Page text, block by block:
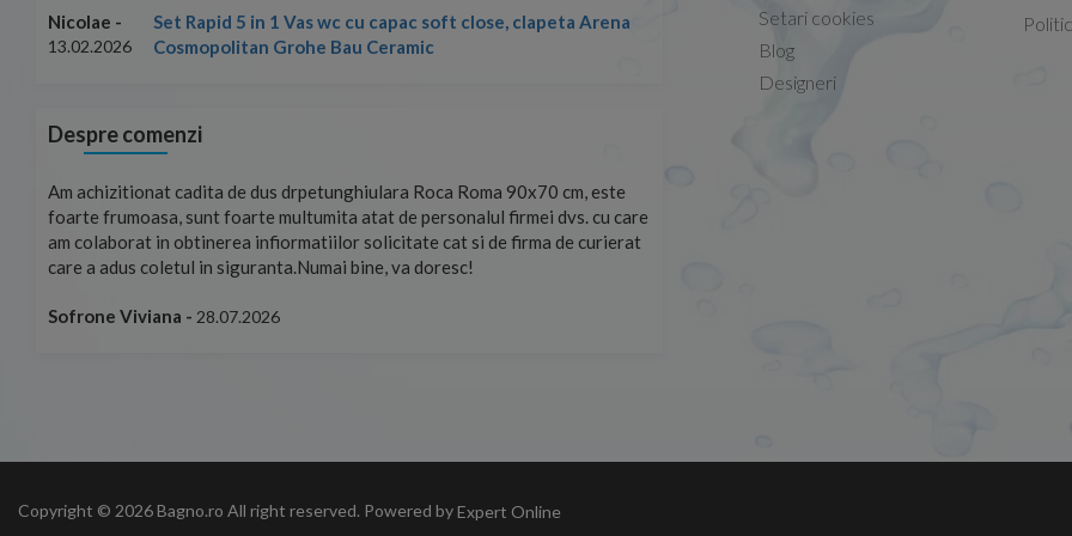
Nicolae -
13.02.2026
Set Rapid 5 in 1 Vas wc cu capac soft close, clapeta Arena
Cosmopolitan Grohe Bau Ceramic
13.02.2026
Despre comenzi
Am achizitionat cadita de dus drpetunghiulara Roca Roma 90x70 cm, este
foarte frumoasa, sunt foarte multumita atat de personalul firmei dvs. cu care
am colaborat in obtinerea infiormatiilor solicitate cat si de firma de curierat
care a adus coletul in siguranta.Numai bine, va doresc!
Sofrone Viviana - 28.07.2026
Setari cookies
Blog
Designeri
Copyright © 2026 Bagno.ro All right reserved. Powered byExpert Online